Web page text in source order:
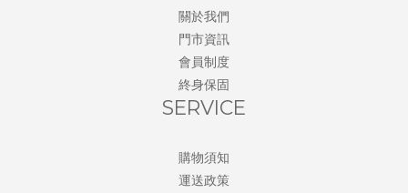
關於我們
門市資訊
會員制度
終身保固
SERVICE
購物須知
運送政策